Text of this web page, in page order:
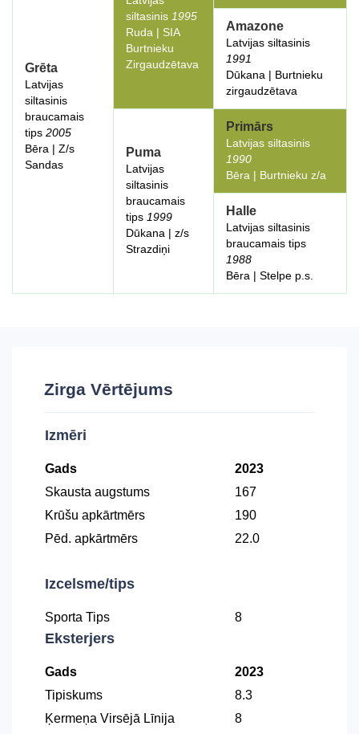
Grēta
Latvijas
siltasinis
braucamais
tips 2005
Bēra | Z/s
Sandas
siltasinis 1995
Ruda | SIA
Burtnieku
Zirgaudzētava
Amazone
Latvijas siltasinis
1991
Dūkana | Burtnieku
zirgaudzētava
Puma
Latvijas
siltasinis
braucamais
tips 1999
Dūkana | z/s
Strazdiņi
Primārs
Latvijas siltasinis
1990
Bēra | Burtnieku z/a
Halle
Latvijas siltasinis
braucamais tips
1988
Bēra | Stelpe p.s.
Zirga Vērtējums
Izmēri
Gads
2023
Skausta augstums
167
Krūšu apkārtmērs
190
Pēd. apkārtmērs
22.0
Izcelsme/tips
Sporta Tips 8
Eksterjers
Gads
2023
Tipiskums
8.3
Ķermeņa Virsējā Līnija
8